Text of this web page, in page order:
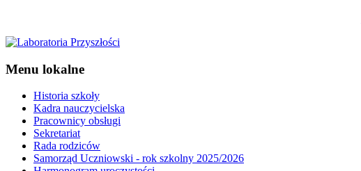
Menu lokalne
Historia szkoły
Kadra nauczycielska
Pracownicy obsługi
Sekretariat
Rada rodziców
Samorząd Uczniowski - rok szkolny 2025/2026